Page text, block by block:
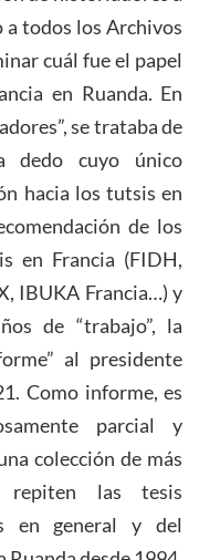
a todos los Archivos
cuál fue el papel
en Ruanda. En
se trataba de
dedo cuyo único
hacia los tutsis en
de los
en Francia (FIDH,
IBUKA Francia…) y
de “trabajo”, la
al presidente
Como informe, es
parcial y
colección de más
repiten las tesis
en general y del